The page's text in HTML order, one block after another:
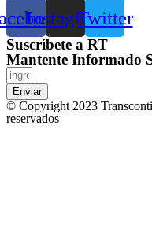
InstagramTwitter
Suscríbete a RT
Mantente Informado
Enviar
© Copyright 2023
reservados